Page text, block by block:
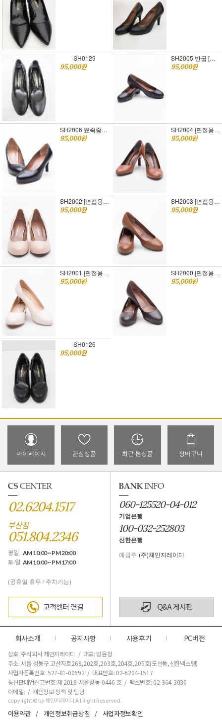
SH0129
95,000원
SH2005 반굽 [면접용구두] 굽높이 선택가능
95,000원
SH2006 뾰족중간코 [면접용구두] 굽높이 선택가능
95,000원
SH2004 [면접용구두] 굽높이 선택가능
95,000원
SH2002 [면접용구두] 굽높이 선택가능
95,000원
SH2003 [면접용구두] 굽높이 선택가능
95,000원
SH2001 [면접용구두] 굽높이 선택가능
95,000원
SH2000 [면접용구두] 굽높이 선택가능 색상 선택가능
95,000원
SH0126
95,000원
마이페이지 관심상품 최근 본상품 장바구니
02.6204.1517
부산점
051.804.2346
평일 AM 10:00 ~ PM 20:00
토·일 AM 10:00 ~ PM 17:00
(공휴일 휴무 / 주차가능)
060-125520-04-012
기업은행
100-032-252803
신한은행
예금주 (주)체인지레이디
회사소개 공지사항 사용후기 PC버전
상호: 주식회사 체인지레이디 / 대표: 방윤정
주소: 서울 성동구 고산자로269,202호,203호,204호,205호(도선동,신한넥스텔)
사업자등록번호: 527-81-00692 / 대표번호: 02-6204-1517
통신판매업신고번호:제 2018-서울성동-0446 호/ 팩스번호: 02-364-3036
이메일: / 개인정보 정책 및 담당:
copyright © by 체인지레이디 All Right Reserved.
이용약관 / 개인정보취급방침 / 사업자정보확인